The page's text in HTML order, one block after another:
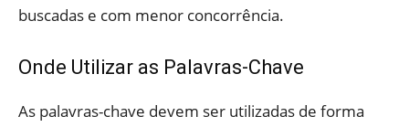
buscadas e com menor concorrência.
Onde Utilizar as Palavras-Chave
As palavras-chave devem ser utilizadas de forma